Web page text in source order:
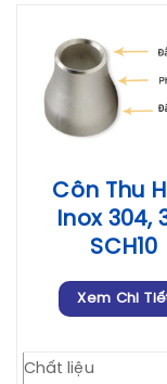
Côn Thu
Inox 304,
SCH10
Xem Chi
Chất liệu